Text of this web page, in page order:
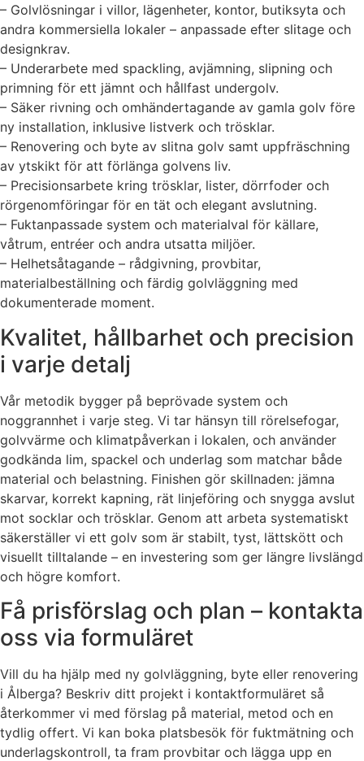
– Golvlösningar i villor, lägenheter, kontor, butiksyta och
andra kommersiella lokaler – anpassade efter slitage och
designkrav.
– Underarbete med spackling, avjämning, slipning och
primning för ett jämnt och hållfast undergolv.
– Säker rivning och omhändertagande av gamla golv före
ny installation, inklusive listverk och trösklar.
– Renovering och byte av slitna golv samt uppfräschning
av ytskikt för att förlänga golvens liv.
– Precisionsarbete kring trösklar, lister, dörrfoder och
rörgenomföringar för en tät och elegant avslutning.
– Fuktanpassade system och materialval för källare,
våtrum, entréer och andra utsatta miljöer.
– Helhetsåtagande – rådgivning, provbitar,
materialbeställning och färdig golvläggning med
dokumenterade moment.
Kvalitet, hållbarhet och precision
i varje detalj
Vår metodik bygger på beprövade system och
noggrannhet i varje steg. Vi tar hänsyn till rörelsefogar,
golvvärme och klimatpåverkan i lokalen, och använder
godkända lim, spackel och underlag som matchar både
material och belastning. Finishen gör skillnaden: jämna
skarvar, korrekt kapning, rät linjeföring och snygga avslut
mot socklar och trösklar. Genom att arbeta systematiskt
säkerställer vi ett golv som är stabilt, tyst, lättskött och
visuellt tilltalande – en investering som ger längre livslängd
och högre komfort.
Få prisförslag och plan – kontakta
oss via formuläret
Vill du ha hjälp med ny golvläggning, byte eller renovering
i Ålberga? Beskriv ditt projekt i kontaktformuläret så
återkommer vi med förslag på material, metod och en
tydlig offert. Vi kan boka platsbesök för fuktmätning och
underlagskontroll, ta fram provbitar och lägga upp en